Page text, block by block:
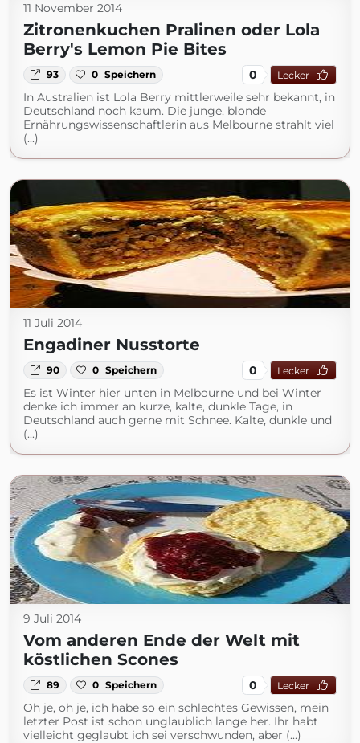
11 November 2014
Zitronenkuchen Pralinen oder Lola
Berry's Lemon Pie Bites
93 0 Speichern 0 Lecker
In Australien ist Lola Berry mittlerweile sehr bekannt, in
Deutschland noch kaum. Die junge, blonde
Ernährungswissenschaftlerin aus Melbourne strahlt viel
(...)
11 Juli 2014
Engadiner Nusstorte
90 0 Speichern 0 Lecker
Es ist Winter hier unten in Melbourne und bei Winter
denke ich immer an kurze, kalte, dunkle Tage, in
Deutschland auch gerne mit Schnee. Kalte, dunkle und
(...)
9 Juli 2014
Vom anderen Ende der Welt mit
köstlichen Scones
89 0 Speichern 0 Lecker
Oh je, oh je, ich habe so ein schlechtes Gewissen, mein
letzter Post ist schon unglaublich lange her. Ihr habt
vielleicht geglaubt ich sei verschwunden, aber (...)